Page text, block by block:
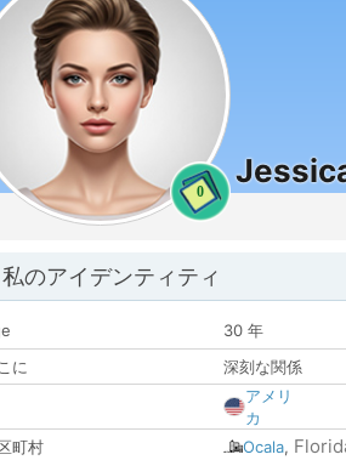
0
私のアイデンティティ
30 年
に
深刻な関係
アメリ
カ
町村
Ocala,